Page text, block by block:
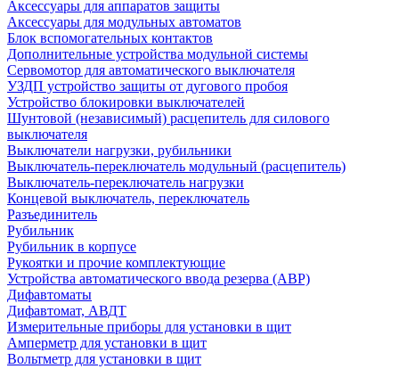
Аксессуары для аппаратов защиты
Аксессуары для модульных автоматов
Блок вспомогательных контактов
Дополнительные устройства модульной системы
Сервомотор для автоматического выключателя
УЗДП устройство защиты от дугового пробоя
Устройство блокировки выключателей
Шунтовой (независимый) расцепитель для силового
выключателя
Выключатели нагрузки, рубильники
Выключатель-переключатель модульный (расцепитель)
Выключатель-переключатель нагрузки
Концевой выключатель, переключатель
Разъединитель
Рубильник
Рубильник в корпусе
Рукоятки и прочие комплектующие
Устройства автоматического ввода резерва (АВР)
Дифавтоматы
Дифавтомат, АВДТ
Измерительные приборы для установки в щит
Амперметр для установки в щит
Вольтметр для установки в щит